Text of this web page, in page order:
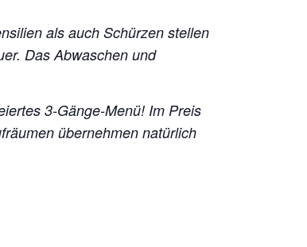
als auch Schürzen stellen
Das Abwaschen und
3-Gänge-Menü! Im Preis
übernehmen natürlich